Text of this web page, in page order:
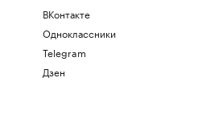
ВКонтакте
Одноклассники
Telegram
Дзен